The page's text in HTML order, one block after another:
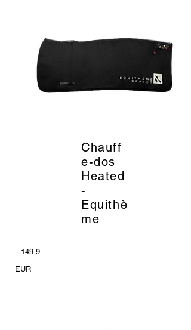
Chauff
e-dos
Heated
-
Equithè
me
_
149.9
EUR